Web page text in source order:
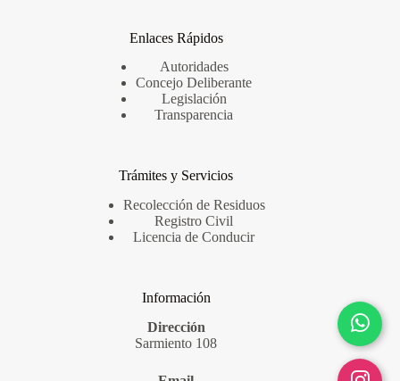
Enlaces Rápidos
Autoridades
Concejo Deliberante
Legislación
Transparencia
Trámites y Servicios
Recolección de Residuos
Registro Civil
Licencia de Conducir
Información
Dirección
Sarmiento 108